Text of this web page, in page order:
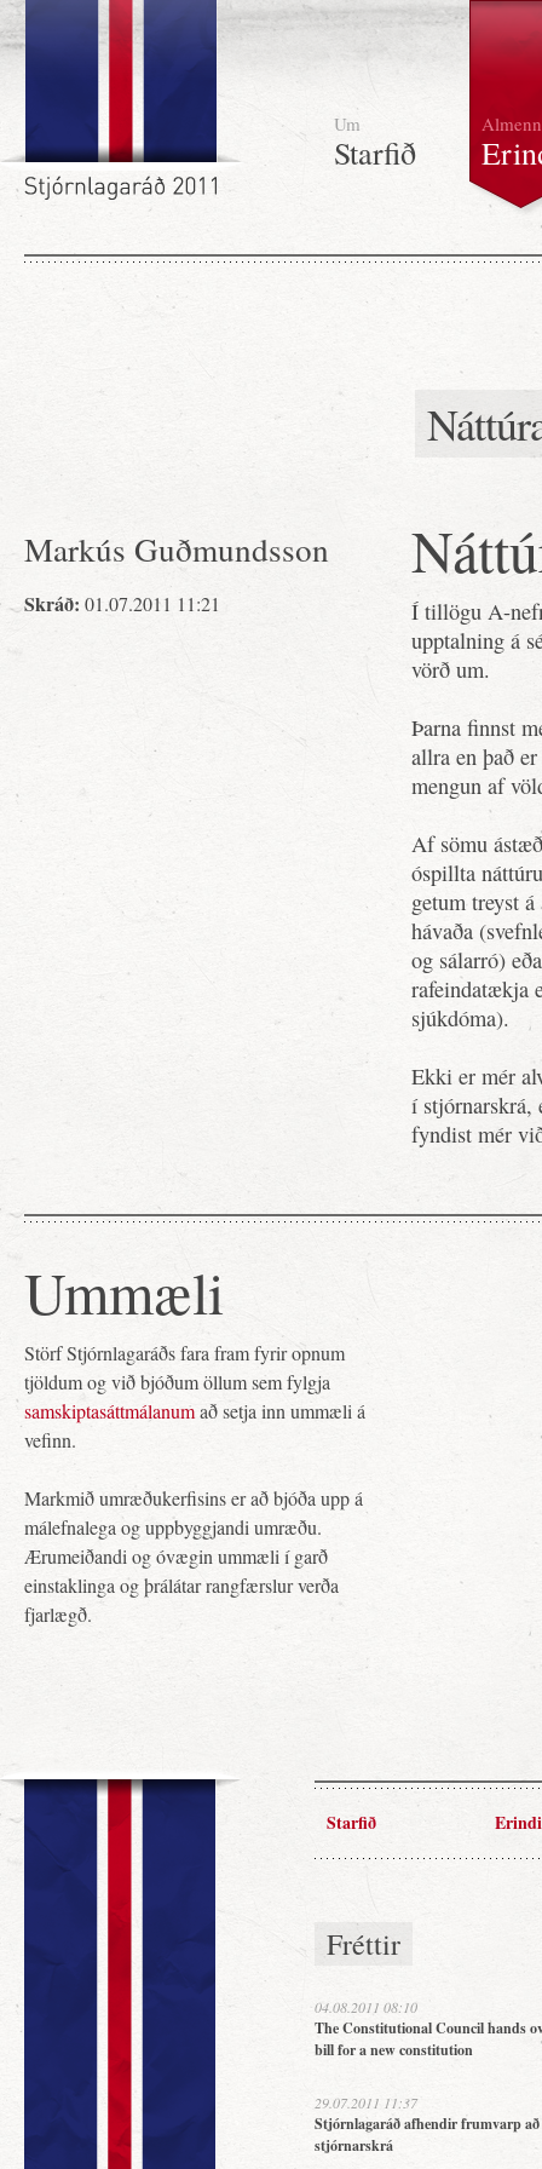
Um
Starfið
Almenn
Markús Guðmundsson
Skráð: 01.07.2011 11:21
Í tillögu A-
upptalning á
vörð um.
Þarna finnst
allra en það
mengun af
Af sömu
óspillta
getum treyst
hávaða
og sálarró)
rafeindatækja
sjúkdóma).
Ekki er mér
í stjórnarskrá,
fyndist mér
Ummæli
Störf Stjórnlagaráðs fara fram fyrir opnum
tjöldum og við bjóðum öllum sem fylgja
samskiptasáttmálanumað setja inn ummæli á
vefinn.
Markmið umræðukerfisins er að bjóða upp á
málefnalega og uppbyggjandi umræðu.
Ærumeiðandi og óvægin ummæli í garð
einstaklinga og þrálátar rangfærslur verða
fjarlægð.
Starfið Erindi
Fréttir
04.08.2011 08:10
The Constitutional Council hands
bill for a new constitution
29.07.2011 11:37
Stjórnlagaráð afhendir frumvarp
stjórnarskrá